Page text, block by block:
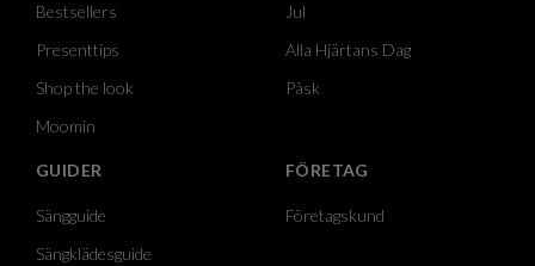
Bestsellers
Presenttips
Shop the look
Moomin
Jul
Alla Hjärtans Dag
Påsk
GUIDER
Sängguide
Sängklädesguide
FÖRETAG
Företagskund